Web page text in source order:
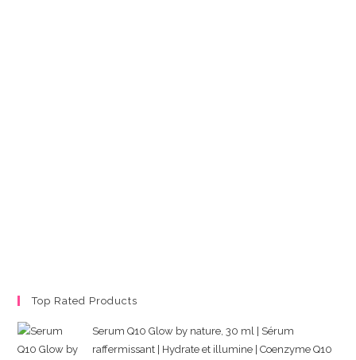
Top Rated Products
Serum Q10 Glow by nature, 30 ml | Sérum
raffermissant | Hydrate et illumine | Coenzyme Q10